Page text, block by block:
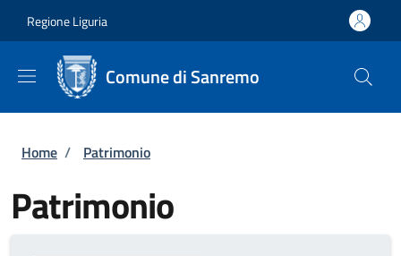
Regione Liguria
Comune di Sanremo
Briciole di pane
Home / Patrimonio
Patrimonio